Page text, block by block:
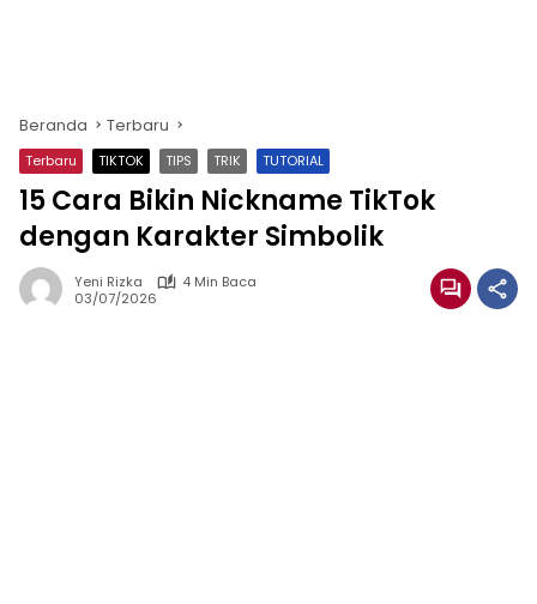
Beranda Terbaru
Terbaru TIKTOK TIPS TRIK TUTORIAL
15 Cara Bikin Nickname TikTok
dengan Karakter Simbolik
Yeni Rizka
4 Min Baca
03/07/2026